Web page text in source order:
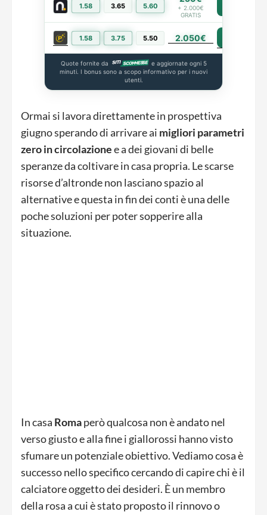
1.58 3.65 5.60
+ 2.000€
GRATIS
1.58 3.75 5.50 2.050€
Quote fornite da
e aggiornate ogni 5
minuti. I bonus sono a scopo informativo per i nuovi
utenti.
Ormai si lavora direttamente in prospettiva
giugno sperando di arrivare ai migliori parametri
zero in circolazionee a dei giovani di belle
speranze da coltivare in casa propria. Le scarse
risorse d’altronde non lasciano spazio al
alternative e questa in fin dei conti è una delle
poche soluzioni per poter sopperire alla
situazione.
In casa Romaperò qualcosa non è andato nel
verso giusto e alla fine i giallorossi hanno visto
sfumare un potenziale obiettivo. Vediamo cosa è
successo nello specifico cercando di capire chi è il
calciatore oggetto dei desideri. È un membro
della rosa a cui è stato proposto il rinnovo o